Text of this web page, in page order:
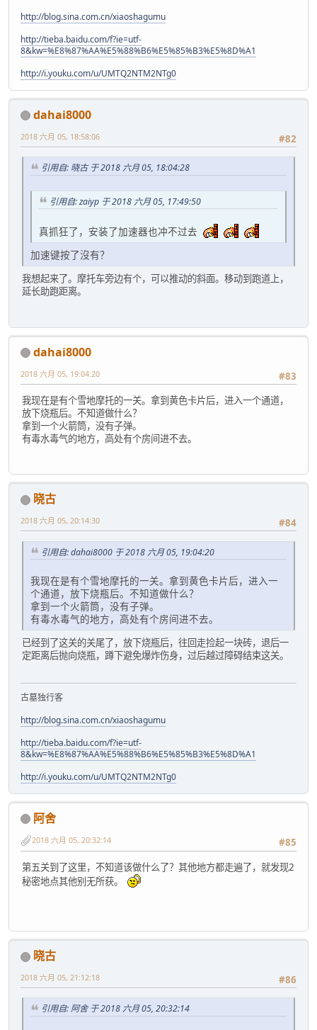
http://blog.sina.com.cn/xiaoshagumu
http://tieba.baidu.com/f?ie=utf-
8&kw=%E8%87%AA%E5%88%B6%E5%85%B3%E5%8D%A1
http://i.youku.com/u/UMTQ2NTM2NTg0
dahai8000
#82
2018 六月 05, 18:58:06
引用自: 晓古 于 2018 六月 05, 18:04:28
引用自: zaiyp 于 2018 六月 05, 17:49:50
真抓狂了，安装了加速器也冲不过去
加速键按了沒有？
我想起来了。摩托车旁边有个，可以推动的斜面。移动到跑道上，
延长助跑距离。
dahai8000
#83
2018 六月 05, 19:04:20
我现在是有个雪地摩托的一关。拿到黄色卡片后，进入一个通道，
放下烧瓶后。不知道做什么？
拿到一个火箭筒，没有子弹。
有毒水毒气的地方，高处有个房间进不去。
晓古
#84
2018 六月 05, 20:14:30
引用自: dahai8000 于 2018 六月 05, 19:04:20
我现在是有个雪地摩托的一关。拿到黄色卡片后，进入一
个通道，放下烧瓶后。不知道做什么？
拿到一个火箭筒，没有子弹。
有毒水毒气的地方，高处有个房间进不去。
已经到了这关的关尾了，放下烧瓶后，往回走捡起一块砖，退后一
定距离后抛向烧瓶，蹲下避免爆炸伤身，过后越过障碍结束这关。
古墓独行客
http://blog.sina.com.cn/xiaoshagumu
http://tieba.baidu.com/f?ie=utf-
8&kw=%E8%87%AA%E5%88%B6%E5%85%B3%E5%8D%A1
http://i.youku.com/u/UMTQ2NTM2NTg0
阿舍
#85
2018 六月 05, 20:32:14
第五关到了这里，不知道该做什么了？其他地方都走遍了，就发现2
秘密地点其他别无所获。
晓古
#86
2018 六月 05, 21:12:18
引用自: 阿舍 于 2018 六月 05, 20:32:14